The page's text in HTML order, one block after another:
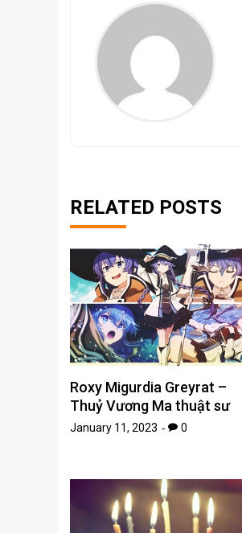
RELATED POSTS
Roxy Migurdia Greyrat –
Thuỷ Vương Ma thuật sư
January 11, 2023 0